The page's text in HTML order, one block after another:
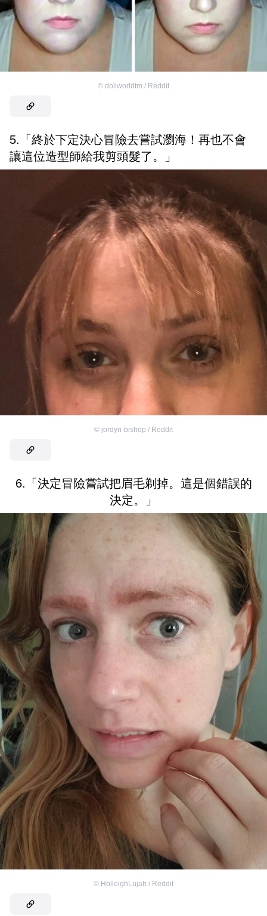
© dollworldtm / Reddit
5.「終於下定決心冒險去嘗試瀏海！再也不會
讓這位造型師給我剪頭髮了。」
© jordyn-bishop / Reddit
6.「決定冒險嘗試把眉毛剃掉。這是個錯誤的
決定。」
© HolleighLujah / Reddit